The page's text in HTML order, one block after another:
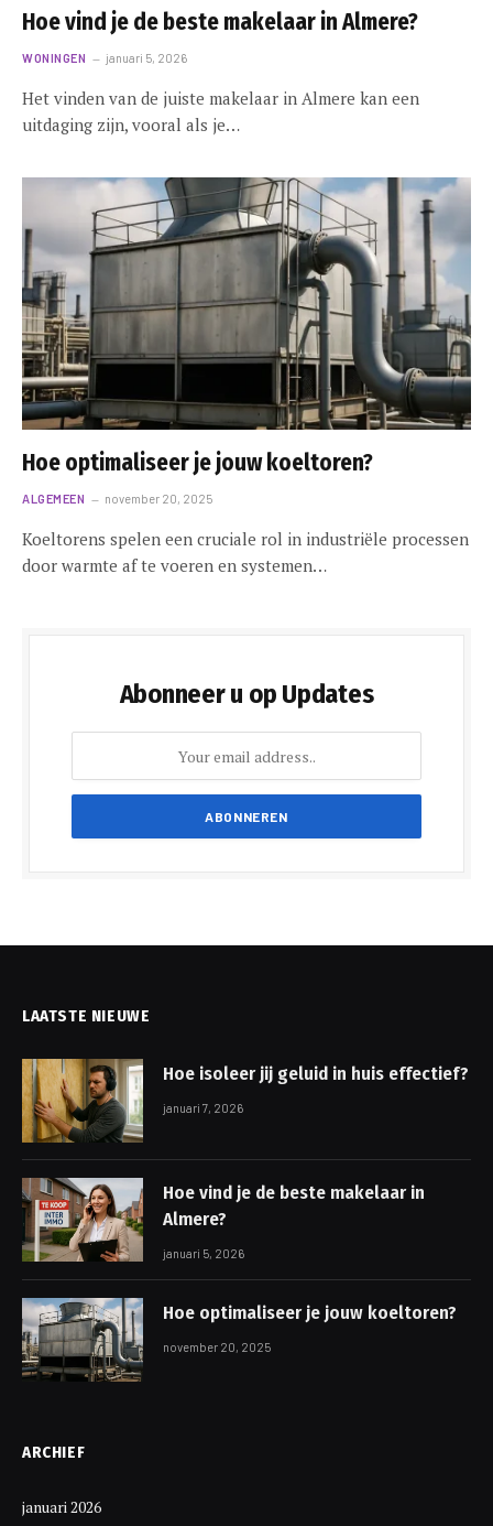
Hoe vind je de beste makelaar in Almere?
WONINGEN januari 5, 2026
Het vinden van de juiste makelaar in Almere kan een
uitdaging zijn, vooral als je…
Hoe optimaliseer je jouw koeltoren?
ALGEMEEN november 20, 2025
Koeltorens spelen een cruciale rol in industriële processen
door warmte af te voeren en systemen…
Abonneer u op Updates
LAATSTE NIEUWE
Hoe isoleer jij geluid in huis effectief?
januari 7, 2026
Hoe vind je de beste makelaar in
Almere?
januari 5, 2026
Hoe optimaliseer je jouw koeltoren?
november 20, 2025
ARCHIEF
januari 2026